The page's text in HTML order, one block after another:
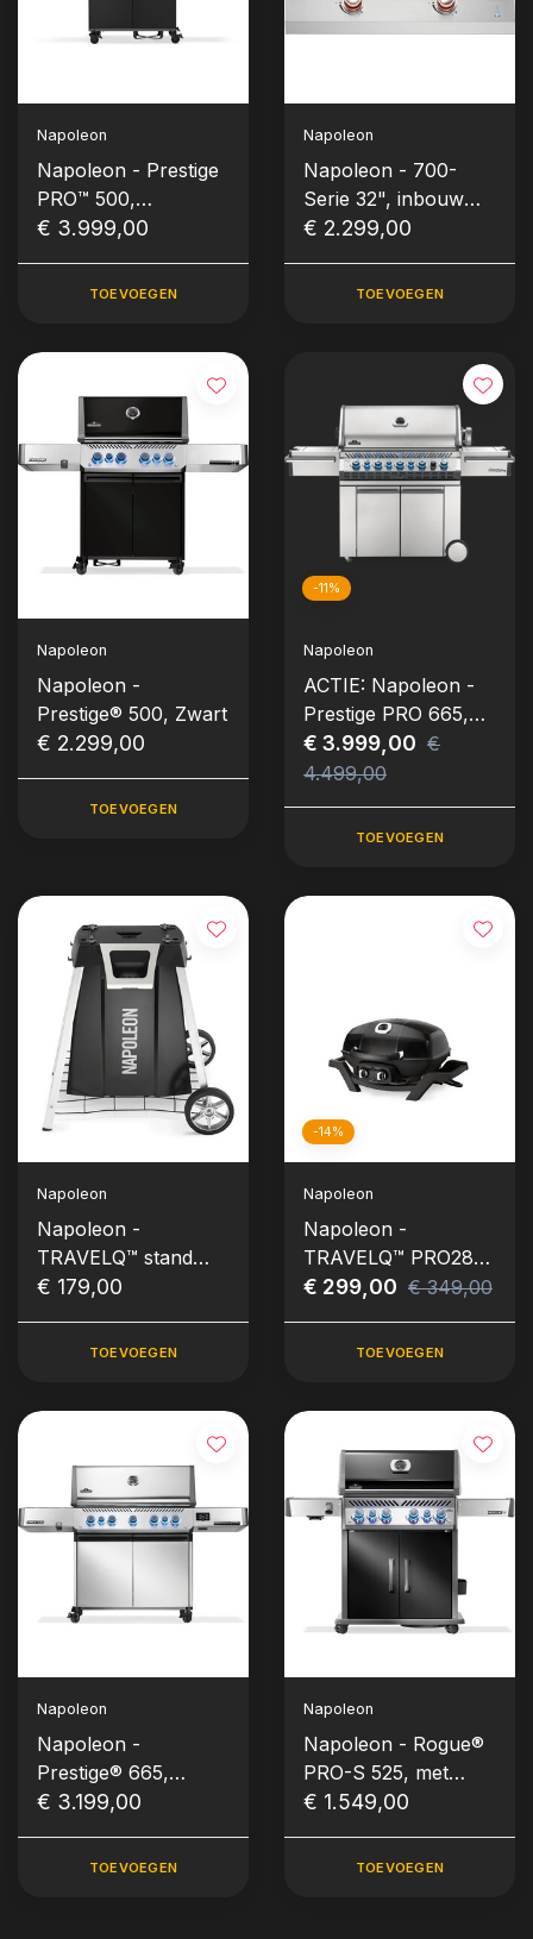
Napoleon
Napoleon - Prestige
PRO™ 500,
Connected, zwart,
€ 3.999,00
TOEVOEGEN
Napoleon
Napoleon - 700-
Serie 32", inbouw
Plancha, RVS
€ 2.299,00
TOEVOEGEN
Napoleon
Napoleon -
Prestige® 500, Zwart
€ 2.299,00
TOEVOEGEN
-11%
Napoleon
ACTIE: Napoleon -
Prestige PRO 665,
RVS, incl. draaispit
€ 3.999,00 €
4.499,00
TOEVOEGEN
Napoleon
Napoleon -
TRAVELQ™ stand
voor PRO285 &
€ 179,00
TOEVOEGEN
-14%
Napoleon
Napoleon -
TRAVELQ™ PRO285,
gas
€ 299,00 € 349,00
TOEVOEGEN
Napoleon
Napoleon -
Prestige® 665,
Connected RVS
€ 3.199,00
TOEVOEGEN
Napoleon
Napoleon - Rogue®
PRO-S 525, met
gietijzeren roosters,
€ 1.549,00
TOEVOEGEN